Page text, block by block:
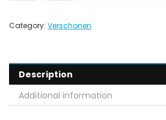
Category: Verschonen
Description
Additional information